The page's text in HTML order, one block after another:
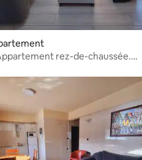
sur la base de 3
rez-de-chaussée.